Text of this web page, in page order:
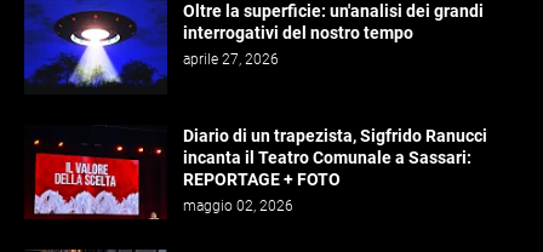
Oltre la superficie: un'analisi dei grandi
interrogativi del nostro tempo
aprile 27, 2026
Diario di un trapezista, Sigfrido Ranucci
incanta il Teatro Comunale a Sassari:
REPORTAGE + FOTO
maggio 02, 2026